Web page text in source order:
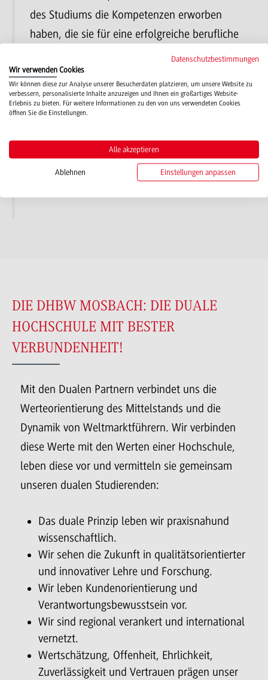
des Studiums die Kompetenzen erworben
haben, die sie für eine erfolgreiche berufliche
Entwicklung auch auf internationalem Parkett
benötigen.
Als regional verwurzelte Hochschule leisten
DIE DHBW MOSBACH: DIE DUALE
HOCHSCHULE MIT BESTER
VERBUNDENHEIT!
Mit den Dualen Partnern verbindet uns die
Werteorientierung des Mittelstands und die
Dynamik von Weltmarktführern. Wir verbinden
diese Werte mit den Werten einer Hochschule,
leben diese vor und vermitteln sie gemeinsam
unseren dualen Studierenden:
Das duale Prinzip leben wir praxisnahund
wissenschaftlich.
Wir sehen die Zukunft in qualitätsorientierter
und innovativer Lehre und Forschung.
Wir leben Kundenorientierung und
Verantwortungsbewusstsein vor.
Wir sind regional verankert und international
vernetzt.
Wertschätzung, Offenheit, Ehrlichkeit,
Zuverlässigkeit und Vertrauen prägen unser
Datenschutzbestimmungen
Wir verwenden Cookies
Wir können diese zur Analyse unserer Besucherdaten platzieren, um unsere Website zu
verbessern, personalisierte Inhalte anzuzeigen und Ihnen ein großartiges Website-
Erlebnis zu bieten. Für weitere Informationen zu den von uns verwendeten Cookies
öffnen Sie die Einstellungen.
Alle akzeptieren
Ablehnen Einstellungen anpassen